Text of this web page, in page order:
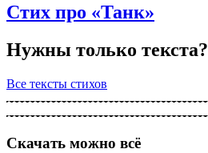
Стих про «Танк»
Нужны только текста?
Все тексты стихов
Скачать можно всё